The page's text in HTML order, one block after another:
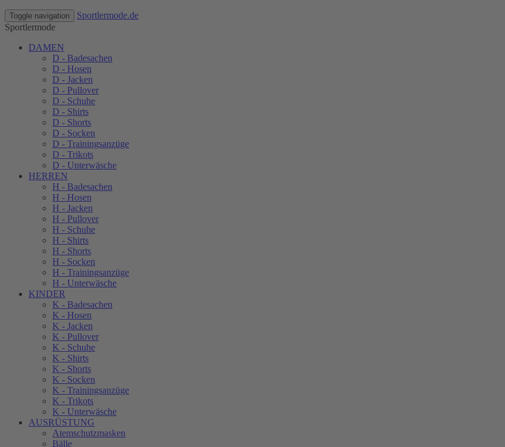
Toggle navigation
Sportlermode.de
Sportlermode
DAMEN
D - Badesachen
D - Hosen
D - Jacken
D - Pullover
D - Schuhe
D - Shirts
D - Shorts
D - Socken
D - Trainingsanzüge
D - Trikots
D - Unterwäsche
HERREN
H - Badesachen
H - Hosen
H - Jacken
H - Pullover
H - Schuhe
H - Shirts
H - Shorts
H - Socken
H - Trainingsanzüge
H - Unterwäsche
KINDER
K - Badesachen
K - Hosen
K - Jacken
K - Pullover
K - Schuhe
K - Shirts
K - Shorts
K - Socken
K - Trainingsanzüge
K - Trikots
K - Unterwäsche
AUSRÜSTUNG
Atemschutzmasken
Bälle